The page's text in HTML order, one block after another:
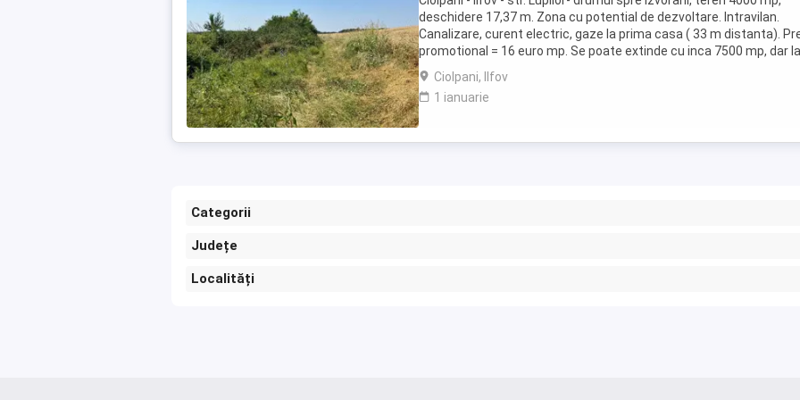
deschidere 17,37 m. Zona cu potential de dezvoltare. Intravilan.
Canalizare, curent electric, gaze la prima casa ( 33 m distanta).
promotional = 16 euro mp. Se poate extinde cu inca 7500 mp, dar la
pretul zonei.
Ciolpani, Ilfov
1 ianuarie
Categorii
Județe
Localități